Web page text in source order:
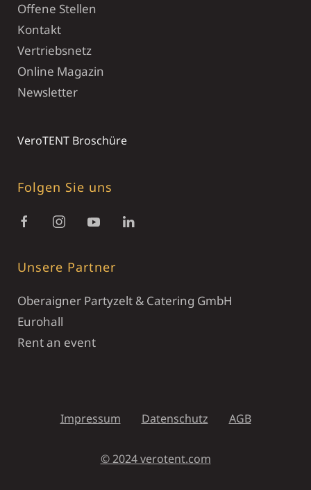
Offene Stellen
Kontakt
Vertriebsnetz
Online Magazin
Newsletter
VeroTENT Broschüre
Folgen Sie uns
Unsere Partner
Oberaigner Partyzelt & Catering GmbH
Eurohall
Rent an event
Impressum Datenschutz AGB
© 2024 verotent.com